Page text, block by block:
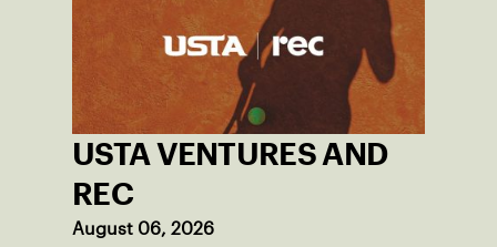
USTA VENTURES AND
REC
August 06, 2026